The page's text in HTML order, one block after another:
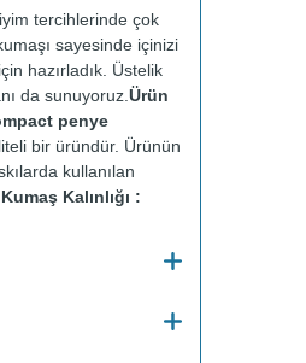
tercihlerinde çok
sayesinde içinizi
hazırladık. Üstelik
da sunuyoruz. Ürün
penye
bir üründür. Ürünün
kullanılan
Kumaş Kalınlığı :